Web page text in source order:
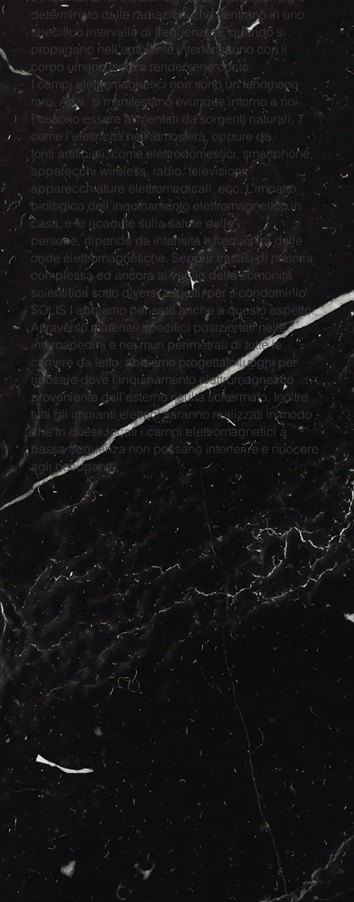
determinato dalle radiazioni che rientrano in uno
specifico intervallo di frequenze. E quando si
propagano nell’ambiente interferiscono con il
corpo umano, senza rendersene conto.
I campi elettromagnetici non sono un fenomeno
raro. Anzi, si manifestano ovunque intorno a noi.
Possono essere alimentati da sorgenti naturali,
come l’elettricità nell’atmosfera, oppure da
fonti artificiali, come elettrodomestici, smartphone,
apparecchi wireless, radio, televisioni,
apparecchiature elettromedicali, ecc. L’impatto
biologico dell’inquinamento elettromagnetico in
casa, e le ricadute sulla salute delle
persone, dipende da intensità e frequenza delle
onde elettromagnetiche. Seppur trattasi di materia
complessa ed ancora al vaglio della comunità
scientifica sotto diversi aspetti, per il condominio
SOLIS I abbiamo pensato anche a questo aspetto.
Attraverso materiali specifici posizionati nelle
intercapedini e nei muri perimetrali di tutte le
camere da letto, abbiamo progettato luoghi per
riposare dove l'inquinamento elettromagnetico
proveniente dall'esterno risulta schermato. Inoltre
tutti gli impianti elettrici saranno realizzati in modo
che in questi locali i campi elettromagnetici a
bassa frequenza non possano interferire e nuocere
agli occupanti.